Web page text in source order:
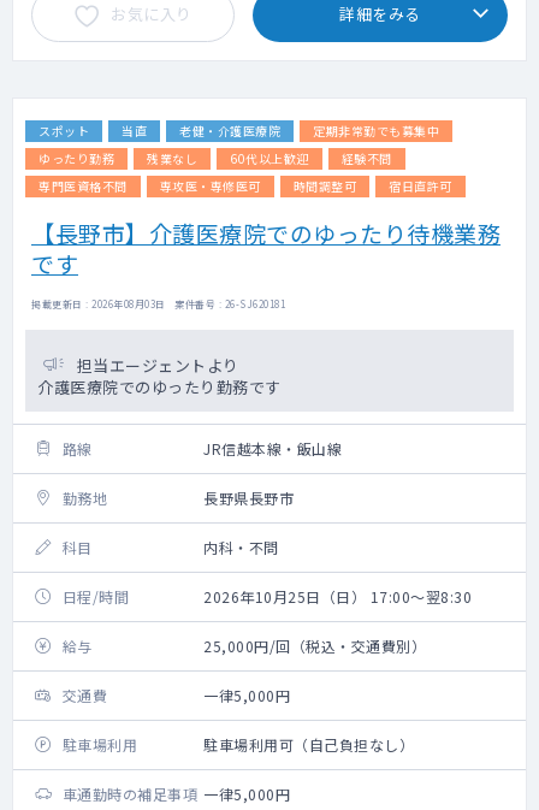
お気に入り 詳細をみる
スポット 当直 老健・介護医療院
定期非常勤でも募集中
ゆったり勤務
残業なし 60代以上歓迎
経験不問
専門医資格不問
専攻医・専修医可 時間調整可 宿日直許可
【長野市】介護医療院でのゆったり待機業務
です
掲載更新日 : 2026年08月03日 案件番号 : 26-SJ620181
担当エージェントより
介護医療院でのゆったり勤務です
路線 JR信越本線・飯山線
勤務地 長野県長野市
科目 内科・不問
日程/時間 2026年10月25日（日） 17:00～翌8:30
給与 25,000円/回（税込・交通費別）
交通費 一律5,000円
駐車場利用 駐車場利用可（自己負担なし）
車通勤時の補足事項 一律5,000円